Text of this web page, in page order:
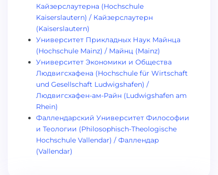
Кайзерслаутерна (Hochschule
Kaiserslautern) / Кайзерслаутерн
(Kaiserslautern)
Университет Прикладных Наук Майнца
(Hochschule Mainz) / Майнц (Mainz)
Университет Экономики и Общества
Людвигсхафена (Hochschule für Wirtschaft
und Gesellschaft Ludwigshafen) /
Людвигсхафен-ам-Райн (Ludwigshafen am
Rhein)
Фаллендарский Университет Философии
и Теологии (Philosophisch-Theologische
Hochschule Vallendar) / Фаллендар
(Vallendar)